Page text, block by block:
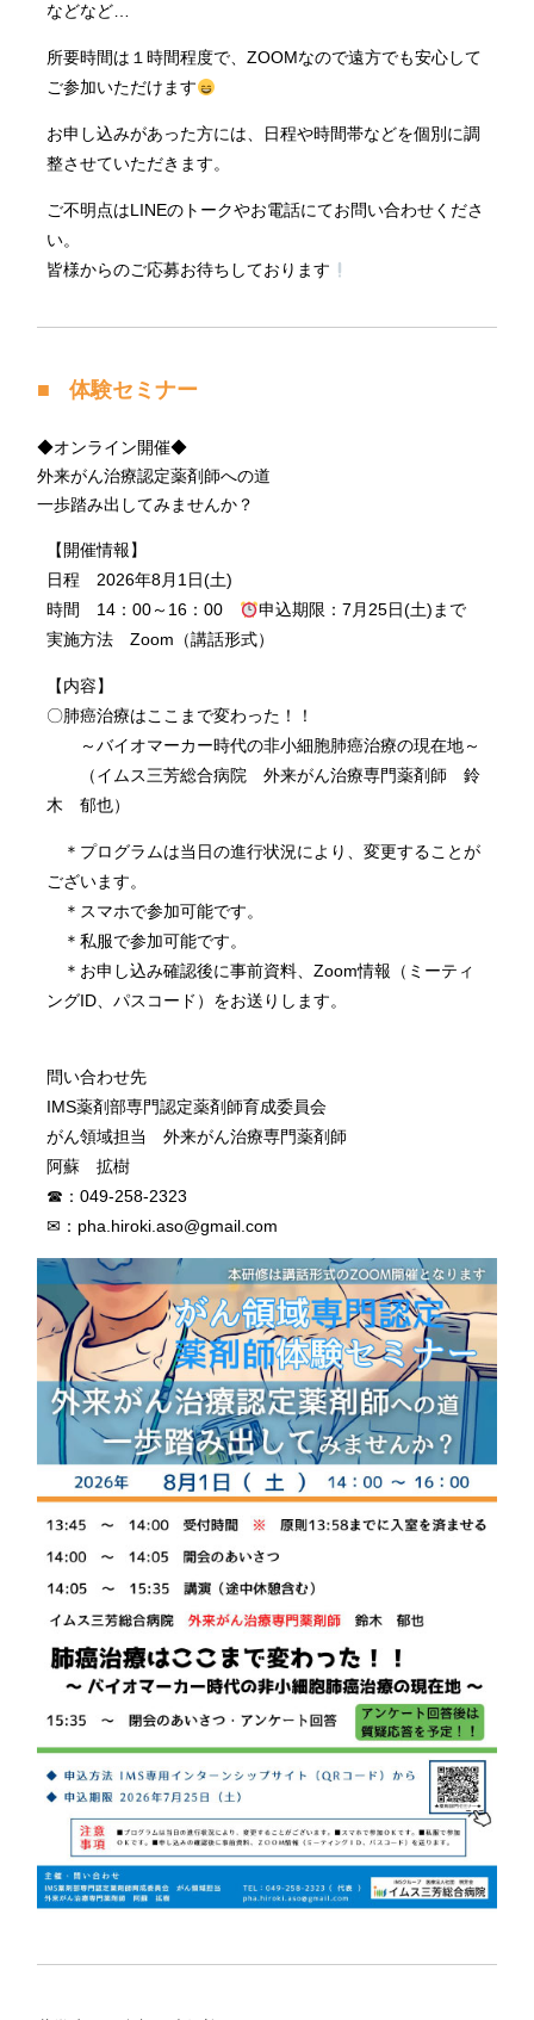
などなど…
所要時間は１時間程度で、ZOOMなので遠方でも安心して
ご参加いただけます
お申し込みがあった方には、日程や時間帯などを個別に調
整させていただきます。
ご不明点はLINEのトークやお電話にてお問い合わせくださ
い。
皆様からのご応募お待ちしております
体験セミナー
◆オンライン開催◆
外来がん治療認定薬剤師への道
一歩踏み出してみませんか？
【開催情報】
日程 2026年8月1日(土)
時間 14：00～16：00
申込期限：7月25日(土)まで
実施方法 Zoom（講話形式）
【内容】
〇肺癌治療はここまで変わった！！
～バイオマーカー時代の非小細胞肺癌治療の現在地～
（イムス三芳総合病院 外来がん治療専門薬剤師 鈴
木 郁也）
＊プログラムは当日の進行状況により、変更することが
ございます。
＊スマホで参加可能です。
＊私服で参加可能です。
＊お申し込み確認後に事前資料、Zoom情報（ミーティ
ングID、パスコード）をお送りします。
問い合わせ先
IMS薬剤部専門認定薬剤師育成委員会
がん領域担当 外来がん治療専門薬剤師
阿蘇 拡樹
☎：049-258-2323
✉：pha.hiroki.aso@gmail.com